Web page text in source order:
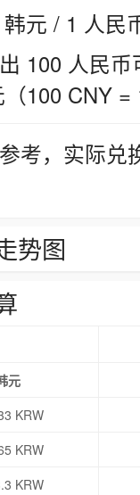
元 / 1 人民
100 人民
100 CNY =
考，实际
势图
元
KRW
KRW
KRW